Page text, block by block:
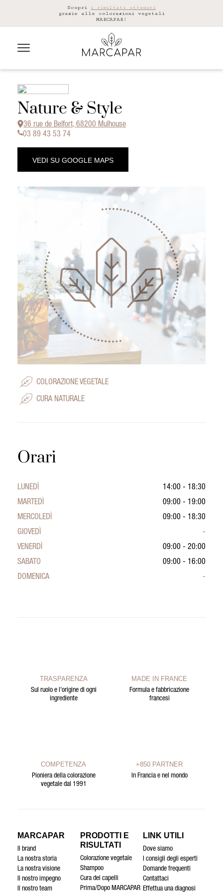
Scopri i risultati ottenuti
grazie alle colorazioni vegetali
MARCAPAR!
Nature & Style
36 rue de Belfort, 68200 Mulhouse
03 89 43 53 74
VEDI SU GOOGLE MAPS
COLORAZIONE VEGETALE
CURA NATURALE
Orari
LUNEDÌ
14:00 - 18:30
MARTEDÌ
09:00 - 19:00
MERCOLEDÌ
09:00 - 18:30
GIOVEDÌ
-
VENERDÌ
09:00 - 20:00
SABATO
09:00 - 16:00
DOMENICA
-
TRASPARENZA
Sul ruolo e l’origine di ogni
ingrediente
MADE IN FRANCE
Formula e fabbricazione
francesi
COMPETENZA
Pioniera della colorazione
vegetale dal 1991
+850 PARTNER
In Francia e nel mondo
MARCAPAR
Il brand
La nostra storia
La nostra visione
Il nostro impegno
Il nostro team
PRODOTTI E
RISULTATI
Colorazione vegetale
Shampoo
Cura dei capelli
Prima/Dopo MARCAPAR
LINK UTILI
Dove siamo
I consigli degli esperti
Domande frequenti
Contattaci
Effettua una diagnosi